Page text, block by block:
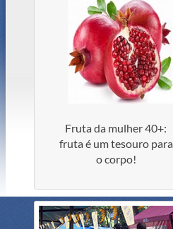
Fruta da mulher 40+:
fruta é um tesouro para
o corpo!